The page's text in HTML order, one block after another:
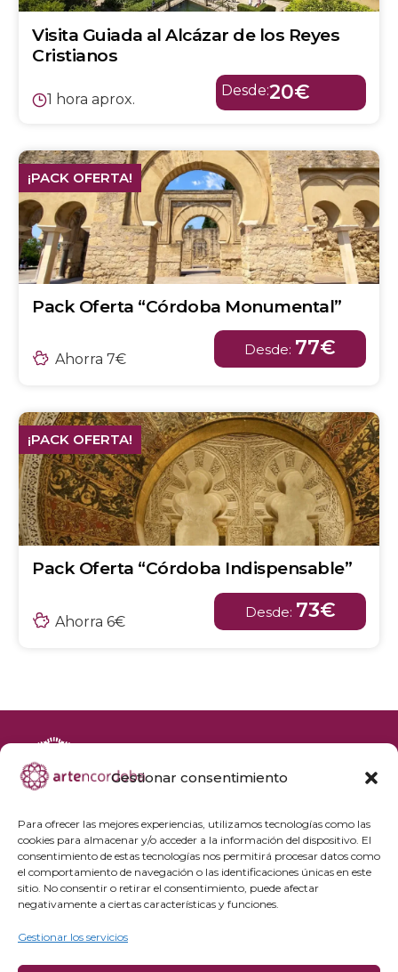
Gestionar consentimiento
Para ofrecer las mejores experiencias, utilizamos tecnologías como las
cookies para almacenar y/o acceder a la información del dispositivo. El
consentimiento de estas tecnologías nos permitirá procesar datos como
el comportamiento de navegación o las identificaciones únicas en este
sitio. No consentir o retirar el consentimiento, puede afectar
negativamente a ciertas características y funciones.
Gestionar los servicios
Visita Guiada al Alcázar de los Reyes
Cristianos
1 hora aprox.
Desde:20€
¡PACK OFERTA!
Pack Oferta “Córdoba Monumental”
Ahorra 7€
Desde: 77€
¡PACK OFERTA!
Pack Oferta “Córdoba Indispensable”
Ahorra 6€
Desde: 73€
Agenda cultural
Preguntas frecuentes
Grupos privados
Política de privacidad